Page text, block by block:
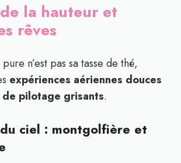
la hauteur et
rêves
n’est pas sa tasse de thé,
expériences aériennes douces
pilotage grisants.
ciel : montgolfière et